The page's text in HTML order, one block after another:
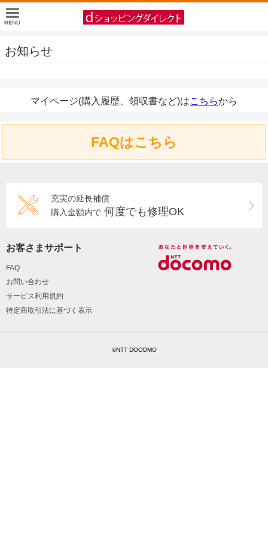
お知らせ
マイページ(購入履歴、領収書など)はこちらから
FAQはこちら
充実の延長補償
購入金額内で 何度でも修理OK
お客さまサポート
FAQ
お問い合わせ
サービス利用規約
特定商取引法に基づく表示
©NTT DOCOMO